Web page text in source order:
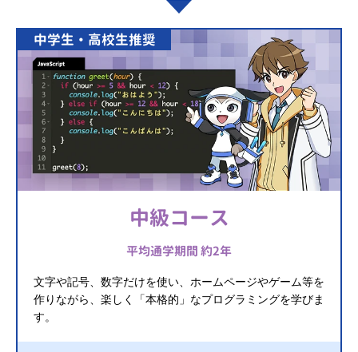
中学生・高校生推奨
中級コース
平均通学期間 約2年
文字や記号、数字だけを使い、ホームページやゲーム等を
作りながら、楽しく「本格的」なプログラミングを学びま
す。